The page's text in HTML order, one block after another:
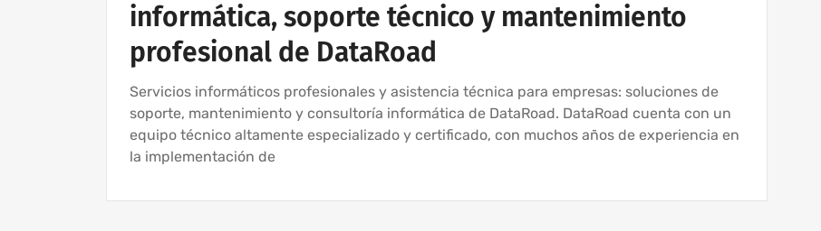
informática, soporte técnico y mantenimiento
profesional de DataRoad
Servicios informáticos profesionales y asistencia técnica para empresas: soluciones de
soporte, mantenimiento y consultoría informática de DataRoad. DataRoad cuenta con un
equipo técnico altamente especializado y certificado, con muchos años de experiencia en
la implementación de